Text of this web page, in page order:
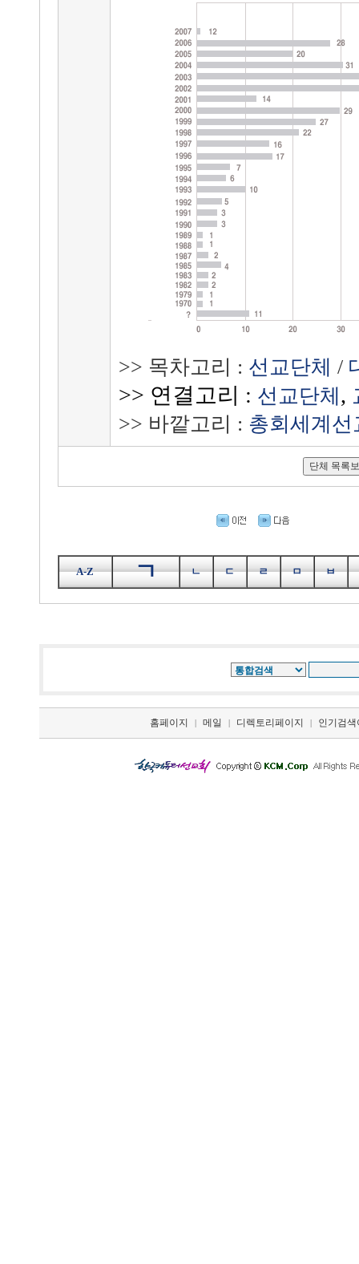
>> 목차고리 : 선교단체 /
>> 연결고리 : 선교단체 ,
>> 바깥고리 : 총회세계선
A-Z ㄱ ㄴ ㄷ ㄹ ㅁ ㅂ
홈페이지 | 메일 | 디렉토리페이지 | 인기검색